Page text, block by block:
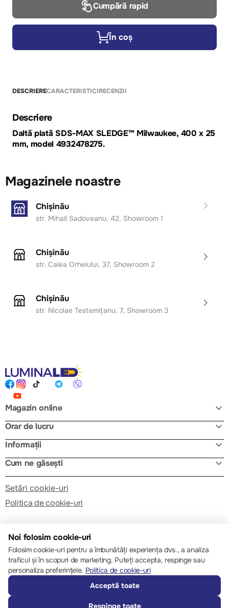
Cumpără rapid
În coș
DESCRIERECARACTERISTICIRECENZII
Descriere
Daltă plată SDS-MAX SLEDGE™ Milwaukee, 400 x 25
mm, model 4932478275.
Magazinele noastre
Chișinău
str. Mihail Sadoveanu, 42, Showroom 1
Chișinău
str. Calea Orheiului, 37, Showroom 2
Chișinău
str. Nicolae Testemițanu, 7, Showroom 3
Magazin online
Orar de lucru
Informații
Cum ne găsești
Setări cookie-uri
Politica de cookie-uri
© 2013 – 2026 ECOM
Noi folosim cookie-uri
Folosim cookie-uri pentru a îmbunătăți experiența dvs., a analiza
traficul și în scopuri de marketing. Puteți accepta, respinge sau
personaliza preferințele. Politica de cookie-uri
Acceptă toate
Respinge toate